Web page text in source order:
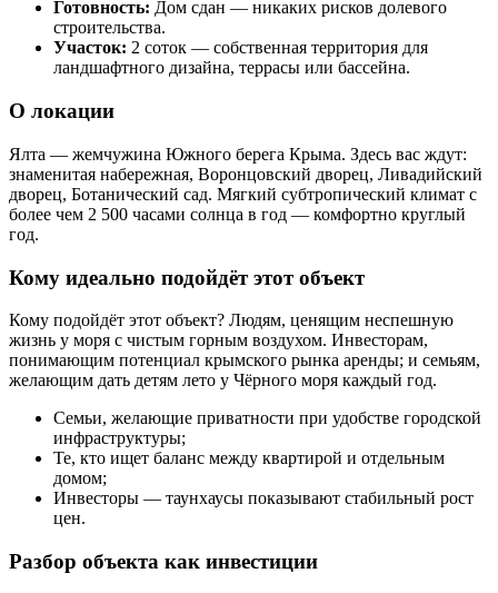
Готовность: Дом сдан — никаких рисков долевого
строительства.
Участок: 2 соток — собственная территория для
ландшафтного дизайна, террасы или бассейна.
О локации
Ялта — жемчужина Южного берега Крыма. Здесь вас ждут:
знаменитая набережная, Воронцовский дворец, Ливадийский
дворец, Ботанический сад. Мягкий субтропический климат с
более чем 2 500 часами солнца в год — комфортно круглый
год.
Кому идеально подойдёт этот объект
Кому подойдёт этот объект? Людям, ценящим неспешную
жизнь у моря с чистым горным воздухом. Инвесторам,
понимающим потенциал крымского рынка аренды; и семьям,
желающим дать детям лето у Чёрного моря каждый год.
Семьи, желающие приватности при удобстве городской
инфраструктуры;
Те, кто ищет баланс между квартирой и отдельным
домом;
Инвесторы — таунхаусы показывают стабильный рост
цен.
Разбор объекта как инвестиции